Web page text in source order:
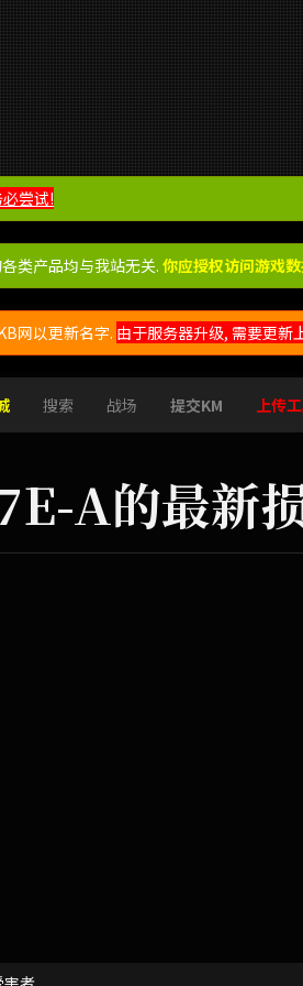
尝试!
类产品均与我站无关. 你应授权访问游戏
网以更新名字. 由于服务器升级, 需要更新
搜索 战场 提交KM 上传
A的最新